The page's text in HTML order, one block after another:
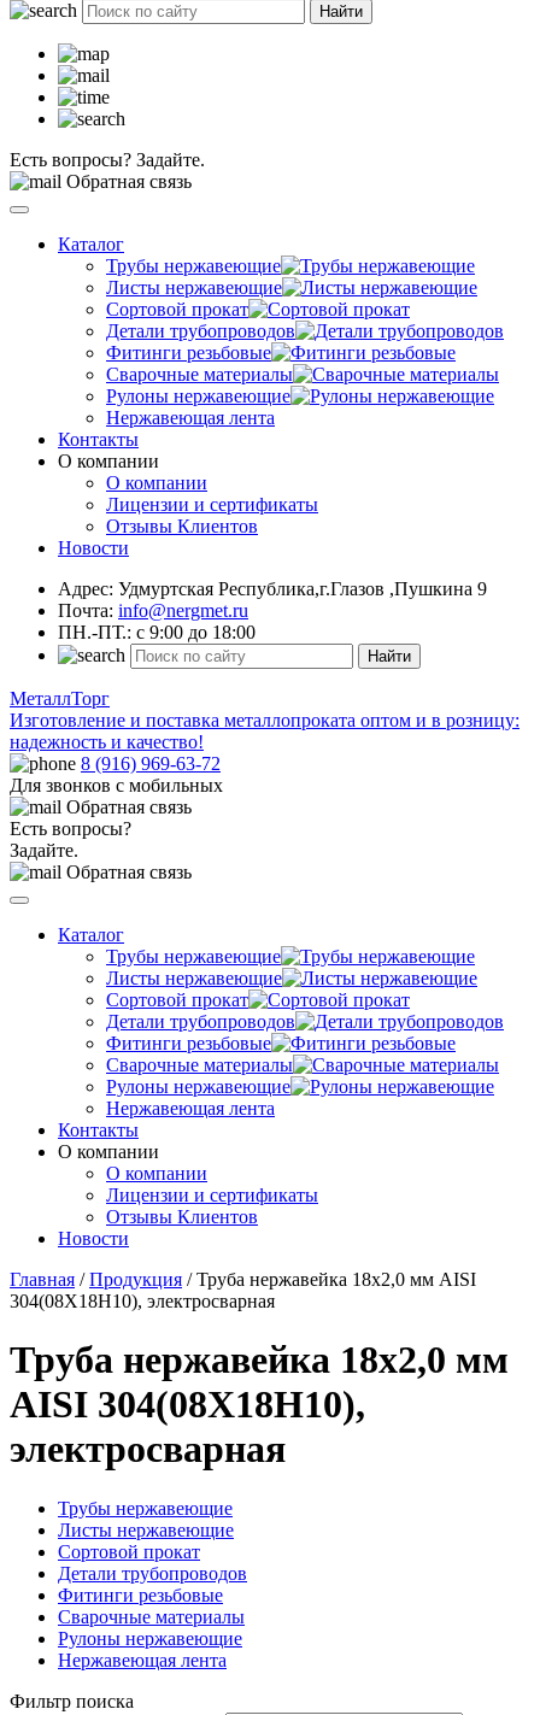
Найти
Есть вопросы? Задайте.
Обратная связь
Каталог
Трубы нержавеющие
Листы нержавеющие
Сортовой прокат
Детали трубопроводов
Фитинги резьбовые
Сварочные материалы
Рулоны нержавеющие
Нержавеющая лента
Контакты
О компании
О компании
Лицензии и сертификаты
Отзывы Клиентов
Новости
Адрес: Удмуртская Республика,г.Глазов ,Пушкина 9
Почта: info@nergmet.ru
ПН.-ПТ.: с 9:00 до 18:00
Найти
МеталлТорг
Изготовление и поставка металлопроката оптом и в розницу:
надежность и качество!
8 (916) 969-63-72
Для звонков с мобильных
Обратная связь
Есть вопросы?
Задайте.
Обратная связь
Каталог
Трубы нержавеющие
Листы нержавеющие
Сортовой прокат
Детали трубопроводов
Фитинги резьбовые
Сварочные материалы
Рулоны нержавеющие
Нержавеющая лента
Контакты
О компании
О компании
Лицензии и сертификаты
Отзывы Клиентов
Новости
Главная /Продукция /Труба нержавейка 18х2,0 мм AISI
304(08Х18Н10), электросварная
Труба нержавейка 18х2,0 мм
AISI 304(08Х18Н10),
электросварная
Трубы нержавеющие
Листы нержавеющие
Сортовой прокат
Детали трубопроводов
Фитинги резьбовые
Сварочные материалы
Рулоны нержавеющие
Нержавеющая лента
Фильтр поиска